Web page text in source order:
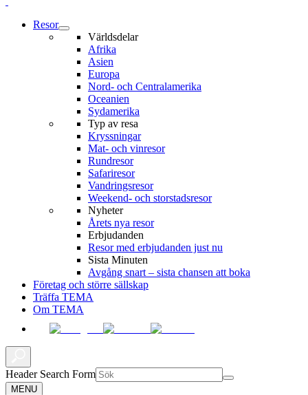
Resor
Världsdelar
Afrika
Asien
Europa
Nord- och Centralamerika
Oceanien
Sydamerika
Typ av resa
Kryssningar
Mat- och vinresor
Rundresor
Safariresor
Vandringsresor
Weekend- och storstadsresor
Nyheter
Årets nya resor
Erbjudanden
Resor med erbjudanden just nu
Sista Minuten
Avgång snart – sista chansen att boka
Företag och större sällskap
Träffa TEMA
Om TEMA
Header Search Form
MENU